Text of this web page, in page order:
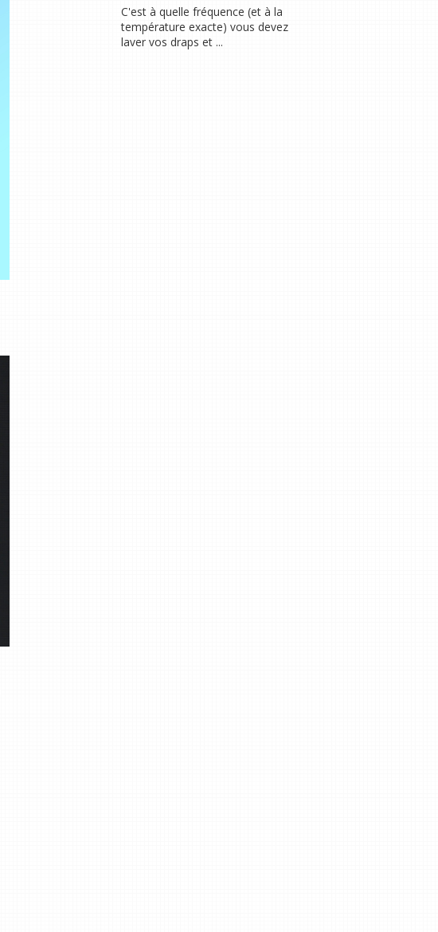
C'est à quelle fréquence (et à la
température exacte) vous devez
laver vos draps et ...